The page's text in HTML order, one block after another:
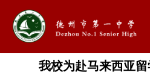
我校为赴马来西亚
首页